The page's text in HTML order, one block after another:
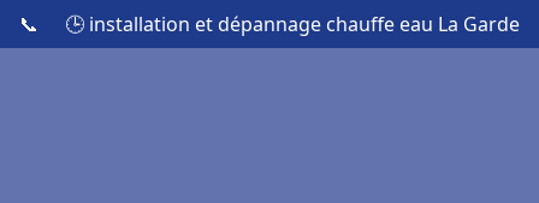
📞 🕒 installation et dépannage chauffe eau La Garde